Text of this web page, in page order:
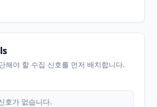
해야 할 수집 신호를 먼저 배치합니다.
호가 없습니다.